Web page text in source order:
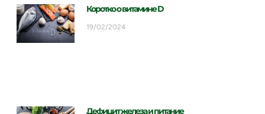
Коротко о витамине D
19/02/2024
Дефицит железа и питание